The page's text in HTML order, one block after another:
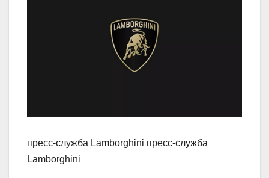
пресс-служба Lamborghini пресс-служба
Lamborghini